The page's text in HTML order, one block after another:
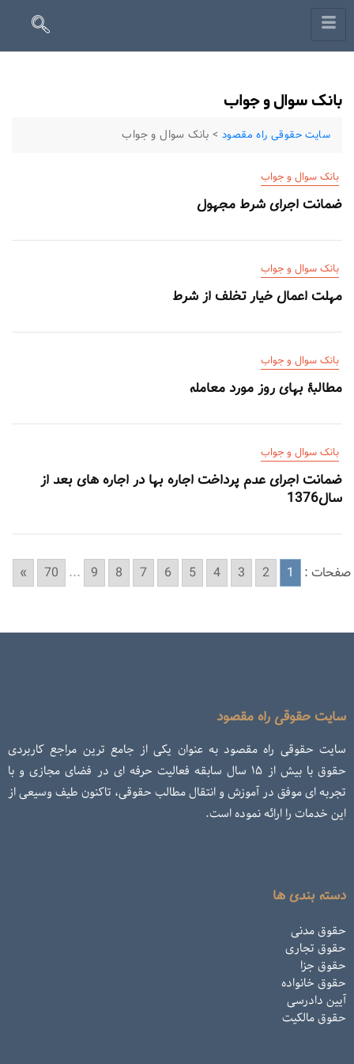
بانک سوال و جواب
سایت حقوقی راه مقصود > بانک سوال و جواب
بانک سوال و جواب
ضمانت اجرای شرط مجهول
بانک سوال و جواب
مهلت اعمال خیار تخلف از شرط
بانک سوال و جواب
مطالبۀ بهای روز مورد معامله
بانک سوال و جواب
ضمانت اجرای عدم پرداخت اجاره بها در اجاره های بعد از
سال1376
صفحات : 1
2
3
4
5
6
7
8
9
...
70
»
سایت حقوقی راه مقصود
سایت حقوقی راه مقصود به عنوان یکی از جامع ترین مراجع کاربردی
حقوق با بیش از ۱۵ سال سابقه فعالیت حرفه ای در فضای مجازی و با
تجربه ای موفق در آموزش و انتقال مطالب حقوقی، تاکنون طیف وسیعی از
این خدمات را ارائه نموده است.
دسته بندی ها
حقوق مدنی
حقوق تجاری
حقوق جزا
حقوق خانواده
آیین دادرسی
حقوق مالکیت